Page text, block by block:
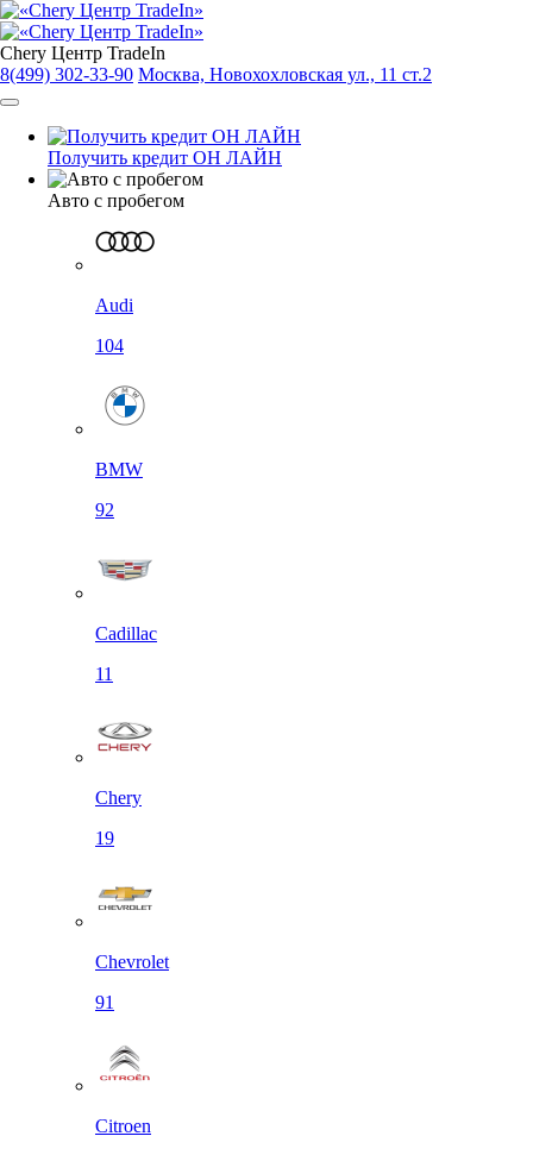
Chery Центр TradeIn
8(499) 302-33-90 Москва, Новохохловская ул., 11 ст.2
Получить кредит ОН ЛАЙН
Авто с пробегом
Audi
104
BMW
92
Cadillac
11
Chery
19
Chevrolet
91
Citroen